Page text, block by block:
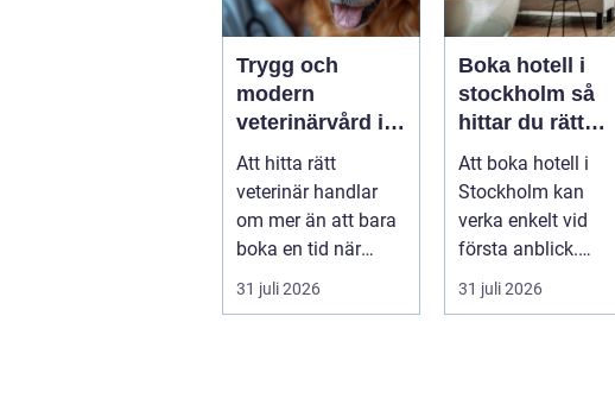
Trygg och
modern
veterinärvård i
sollentuna med
omnejd
Att hitta rätt
veterinär handlar
om mer än att bara
boka en tid när
djuret är sjukt. För
många djurä...
31 juli 2026
Boka hotell i
stockholm så
hittar du rätt
boende för din
vistelse
Att boka hotell i
Stockholm kan
verka enkelt vid
första anblick.
Utbudet är stort,
standarden är gen...
31 juli 2026